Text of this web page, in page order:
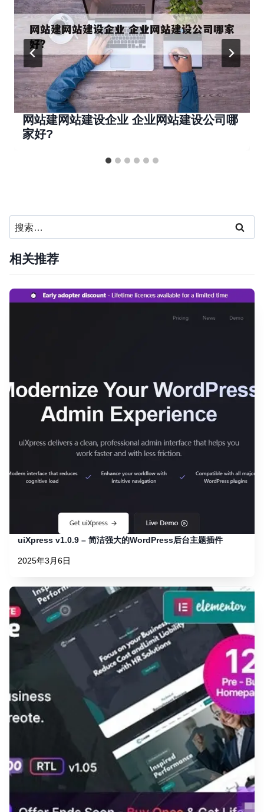
网站建网站建设企业 企业网站建设公司哪
家好?
搜
索：
相关推荐
uiXpress v1.0.9 – 简洁强大的WordPress后台主题插件
2025年3月6日